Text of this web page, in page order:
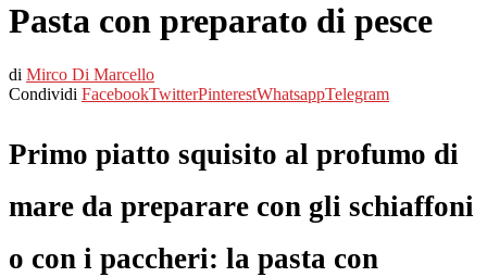
Pasta con preparato di pesce
di Mirco Di Marcello
Condividi FacebookTwitterPinterestWhatsappTelegram
Primo piatto squisito al profumo di
mare da preparare con gli schiaffoni
o con i paccheri: la pasta con